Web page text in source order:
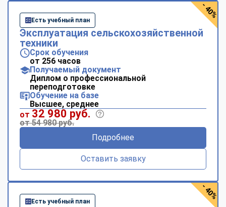
Есть учебный план
Эксплуатация сельскохозяйственной
техники
Срок обучения
от 256 часов
Получаемый документ
Диплом о профессиональной
переподготовке
Обучение на базе
Высшее, среднее
от 32 980 руб.
от 54 980 руб.
Подробнее
Оставить заявку
- 40%
Есть учебный план
- 40%